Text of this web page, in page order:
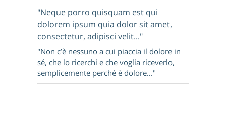
"Neque porro quisquam est qui
dolorem ipsum quia dolor sit amet,
consectetur, adipisci velit..."
"Non c’è nessuno a cui piaccia il dolore in
sé, che lo ricerchi e che voglia riceverlo,
semplicemente perché è dolore..."